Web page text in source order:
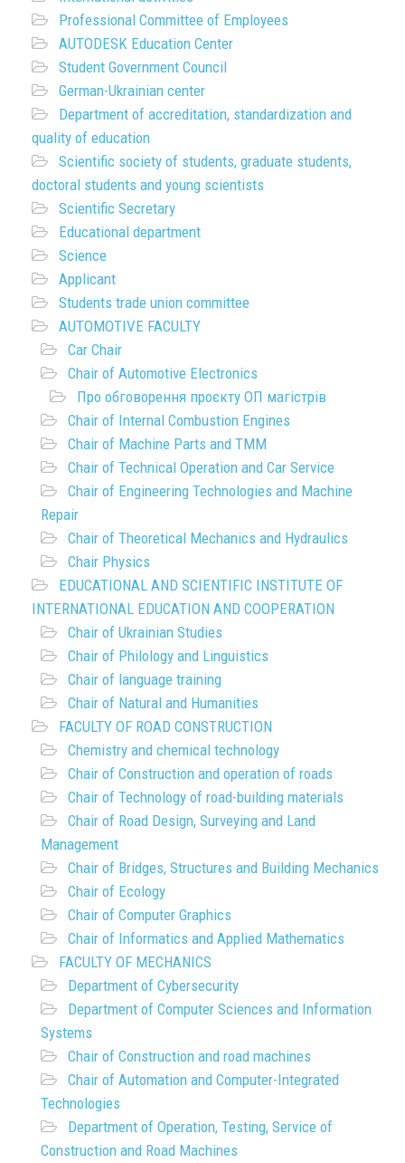
Professional Committee of Employees
AUTODESK Education Center
Student Government Council
German-Ukrainian center
Department of accreditation, standardization and
quality of education
Scientific society of students, graduate students,
doctoral students and young scientists
Scientific Secretary
Educational department
Science
Applicant
Students trade union committee
AUTOMOTIVE FACULTY
Car Chair
Chair of Automotive Electronics
Про обговорення проєкту ОП магістрів
Chair of Internal Combustion Engines
Chair of Machine Parts and TMM
Chair of Technical Operation and Car Service
Chair of Engineering Technologies and Machine
Repair
Chair of Theoretical Mechanics and Hydraulics
Chair Physics
EDUCATIONAL AND SCIENTIFIC INSTITUTE OF
INTERNATIONAL EDUCATION AND COOPERATION
Chair of Ukrainian Studies
Chair of Philology and Linguistics
Chair of language training
Chair of Natural and Humanities
FACULTY OF ROAD CONSTRUCTION
Chemistry and chemical technology
Chair of Construction and operation of roads
Chair of Technology of road-building materials
Chair of Road Design, Surveying and Land
Management
Chair of Bridges, Structures and Building Mechanics
Chair of Ecology
Chair of Computer Graphics
Chair of Informatics and Applied Mathematics
FACULTY OF MECHANICS
Department of Cybersecurity
Department of Computer Sciences and Information
Systems
Chair of Construction and road machines
Chair of Automation and Computer-Integrated
Technologies
Department of Operation, Testing, Service of
Construction and Road Machines